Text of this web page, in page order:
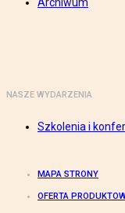
NASZE WYDARZENIA
Szkolenia i
MAPA STRONY
OFERTA